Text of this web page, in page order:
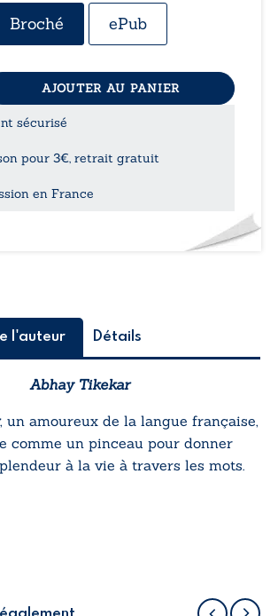
Broché ePub
AJOUTER AU PANIER
sécurisé
pour 3€, retrait gratuit
en France
l'auteur Détails
Abhay Tikekar
, un amoureux de la langue française,
comme un pinceau pour donner
à la vie à travers les mots.